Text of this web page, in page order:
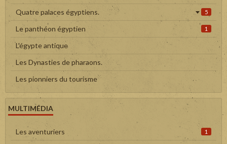
Quatre palaces égyptiens. 5
Le panthéon égyptien 1
L'égypte antique
Les Dynasties de pharaons.
Les pionniers du tourisme
MULTIMÉDIA
Les aventuriers 1